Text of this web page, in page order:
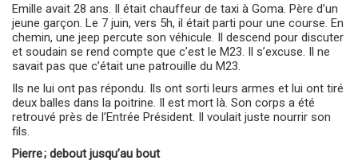
Emille avait 28 ans. Il était chauffeur de taxi à Goma. Père d’un
jeune garçon. Le 7 juin, vers 5h, il était parti pour une course. En
chemin, une jeep percute son véhicule. Il descend pour discuter
et soudain se rend compte que c’est le M23. Il s’excuse. Il ne
savait pas que c’était une patrouille du M23.
Ils ne lui ont pas répondu. Ils ont sorti leurs armes et lui ont tiré
deux balles dans la poitrine. Il est mort là. Son corps a été
retrouvé près de l’Entrée Président. Il voulait juste nourrir son
fils.
Pierre; debout jusqu’au bout